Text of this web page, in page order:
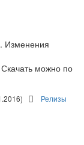
Изменения
можно по
Релизы